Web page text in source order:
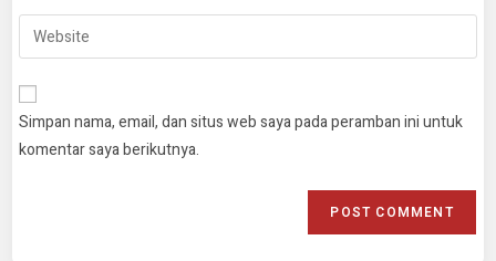
Simpan nama, email, dan situs web saya pada peramban ini untuk
komentar saya berikutnya.